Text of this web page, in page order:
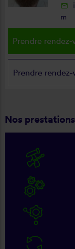
mail_outline
m
Prendre
Prendre rendez-
Nos prestations